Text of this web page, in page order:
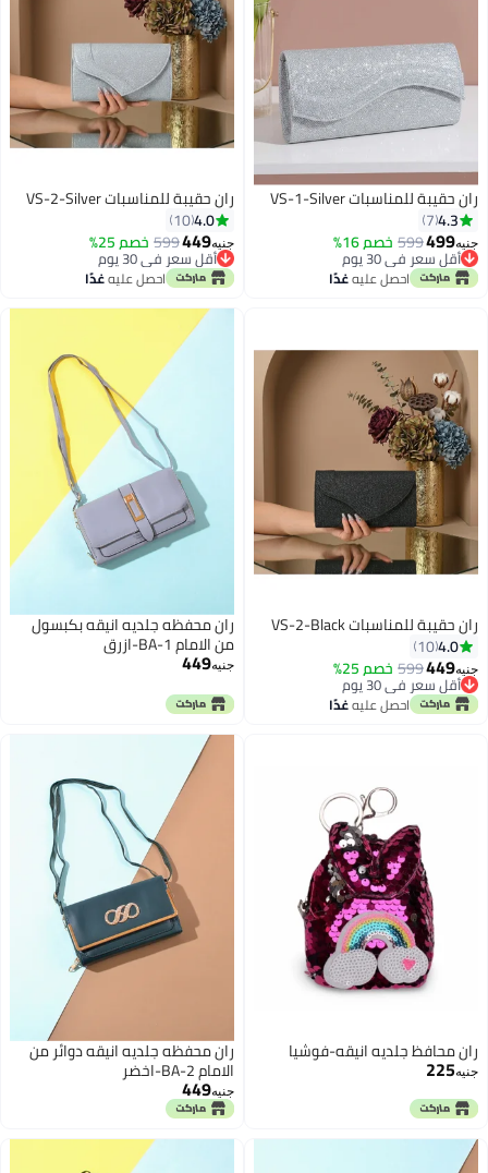
3
ران حقيبة للمناسبات VS-1-Silver
4.3
7
جنيه499
599 خصم 16%
أقل سعر في 30 يوم
أقل سعر في 30 يوماحصل عليهغدًا
ران حقيبة للمناسبات VS-2-Silver
4.0
10
جنيه449
599 خصم 25%
أقل سعر في 30 يوم
أقل سعر في 30 يوماحصل عليهغدًا
3
ران حقيبة للمناسبات VS-2-Black
4.0
10
جنيه449
599 خصم 25%
أقل سعر في 30 يوم
أقل سعر في 30 يوماحصل عليهغدًا
ران محفظه جلديه انيقه بكبسول
من الامام BA-1-ازرق
جنيه449
ران محافظ جلديه انيقه-فوشيا
جنيه225
ران محفظه جلديه انيقه دوائر من
الامام BA-2-اخضر
جنيه449